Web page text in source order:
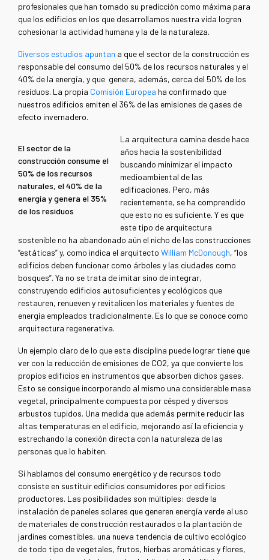
profesionales que han tomado su predicción como máxima para
que los edificios en los que desarrollamos nuestra vida logren
cohesionar la actividad humana y la de la naturaleza.
Diversos estudios apuntan a que el sector de la construcción es
responsable del consumo del 50% de los recursos naturales y el
40% de la energía, y que genera, además, cerca del 50% de los
residuos. La propia Comisión Europea ha confirmado que
nuestros edificios emiten el 36% de las emisiones de gases de
efecto invernadero.
El sector de la
construcción consume el
50% de los recursos
naturales, el 40% de la
energía y genera el 35%
de los residuos
La arquitectura camina desde hace
años hacia la sostenibilidad
buscando minimizar el impacto
medioambiental de las
edificaciones. Pero, más
recientemente, se ha comprendido
que esto no es suficiente. Y es que
este tipo de arquitectura
sostenible no ha abandonado aún el nicho de las construcciones
“estáticas” y, como indica el arquitecto William McDonough, “los
edificios deben funcionar como árboles y las ciudades como
bosques”. Ya no se trata de imitar sino de integrar,
construyendo edificios autosuficientes y ecológicos que
restauren, renueven y revitalicen los materiales y fuentes de
energía empleados tradicionalmente. Es lo que se conoce como
arquitectura regenerativa.
Un ejemplo claro de lo que esta disciplina puede lograr tiene que
ver con la reducción de emisiones de CO2, ya que convierte los
propios edificios en instrumentos que absorben dichos gases.
Esto se consigue incorporando al mismo una considerable masa
vegetal, principalmente compuesta por césped y diversos
arbustos tupidos. Una medida que además permite reducir las
altas temperaturas en el edificio, mejorando así la eficiencia y
estrechando la conexión directa con la naturaleza de las
personas que lo habiten.
Si hablamos del consumo energético y de recursos todo
consiste en sustituir edificios consumidores por edificios
productores. Las posibilidades son múltiples: desde la
instalación de paneles solares que generen energía verde al uso
de materiales de construcción restaurados o la plantación de
jardines comestibles, una nueva tendencia de cultivo ecológico
de todo tipo de vegetales, frutos, hierbas aromáticas y flores,